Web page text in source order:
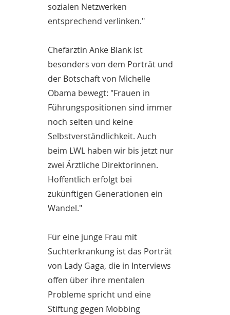
sozialen Netzwerken
entsprechend verlinken."
Chefärztin Anke Blank ist
besonders von dem Porträt und
der Botschaft von Michelle
Obama bewegt: "Frauen in
Führungspositionen sind immer
noch selten und keine
Selbstverständlichkeit. Auch
beim LWL haben wir bis jetzt nur
zwei Ärztliche Direktorinnen.
Hoffentlich erfolgt bei
zukünftigen Generationen ein
Wandel."
Für eine junge Frau mit
Suchterkrankung ist das Porträt
von Lady Gaga, die in Interviews
offen über ihre mentalen
Probleme spricht und eine
Stiftung gegen Mobbing